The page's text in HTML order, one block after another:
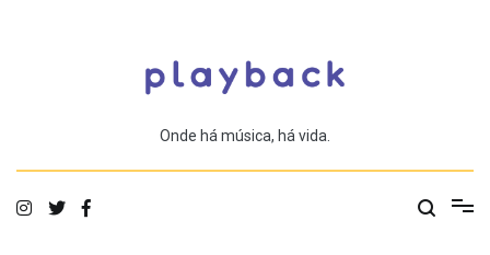
Onde há música, há vida.